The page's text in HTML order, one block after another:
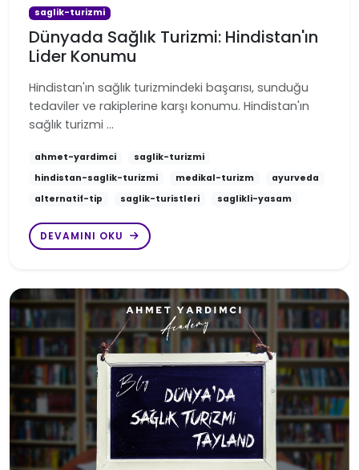
saglik-turizmi
Dünyada Sağlık Turizmi: Hindistan'ın
Lider Konumu
Hindistan'ın sağlık turizmindeki başarısı, sunduğu
tedaviler ve rakiplerine karşı konumu. Hindistan'ın
sağlık turizmi …
ahmet-yardimci
saglik-turizmi
hindistan-saglik-turizmi
medikal-turizm
ayurveda
alternatif-tip
saglik-turistleri saglikli-yasam
DEVAMINI OKU